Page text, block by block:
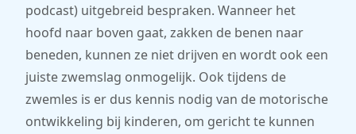
podcast) uitgebreid bespraken. Wanneer het
hoofd naar boven gaat, zakken de benen naar
beneden, kunnen ze niet drijven en wordt ook een
juiste zwemslag onmogelijk. Ook tijdens de
zwemles is er dus kennis nodig van de motorische
ontwikkeling bij kinderen, om gericht te kunnen